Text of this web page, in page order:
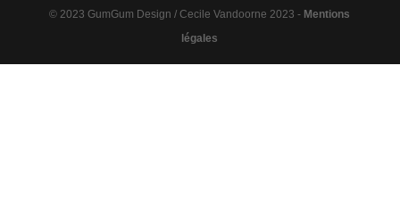
© 2023 GumGum Design / Cecile Vandoorne 2023 - Mentions
légales